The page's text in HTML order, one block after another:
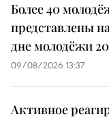
Более 40
представлены
дне молодёжи
09/08/2026 13:37
Активное